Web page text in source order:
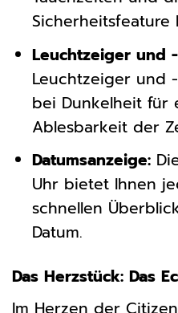
Sicherheitsfeature
Leuchtzeiger und
Leuchtzeiger und
bei Dunkelheit für
Ablesbarkeit der
Datumsanzeige:
Uhr bietet Ihnen
schnellen
Datum.
Das Herzstück: Das